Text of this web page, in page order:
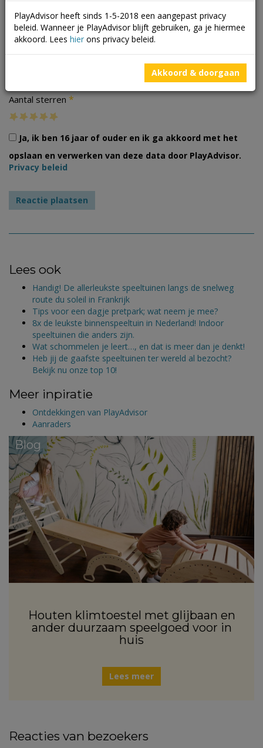
Aantal sterren *
Ja, ik ben 16 jaar of ouder en ik ga akkoord met het
opslaan en verwerken van deze data door PlayAdvisor.
Privacy beleid
Lees ook
Handig! De allerleukste speeltuinen langs de snelweg
route du soleil in Frankrijk
Tips voor een dagje pretpark; wat neem je mee?
8x de leukste binnenspeeltuin in Nederland! Indoor
speeltuinen die anders zijn.
Wat schommelen je leert…, en dat is meer dan je denkt!
Heb jij de gaafste speeltuinen ter wereld al bezocht?
Bekijk nu onze top 10!
Meer inpiratie
Ontdekkingen van PlayAdvisor
Aanraders
Blog
Houten klimtoestel met glijbaan en
ander duurzaam speelgoed voor in
huis
Lees meer
Reacties van bezoekers
PlayAdvisor heeft sinds 1-5-2018 een aangepast privacy
beleid. Wanneer je PlayAdvisor blijft gebruiken, ga je hiermee
akkoord. Lees hier ons privacy beleid.
Akkoord & doorgaan